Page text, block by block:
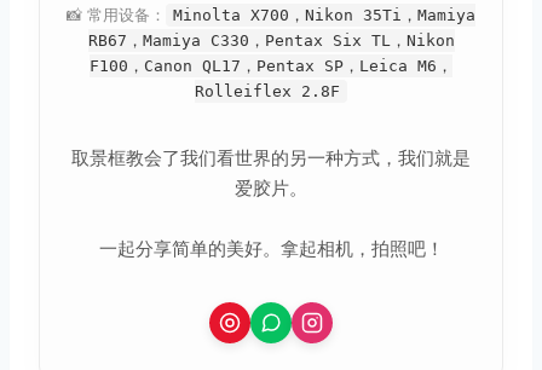
📸 常用设备：
Minolta X700，Nikon 35Ti，Mamiya
RB67，Mamiya C330，Pentax Six TL，Nikon
F100，Canon QL17，Pentax SP，Leica M6，
Rolleiflex 2.8F
取景框教会了我们看世界的另一种方式，我们就是
爱胶片。
一起分享简单的美好。拿起相机，拍照吧！